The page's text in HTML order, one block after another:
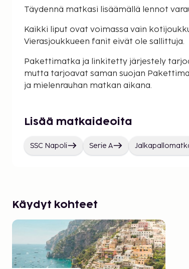
Täydennä matkasi lisäämällä lennot
Kaikki liput ovat voimassa vain
Vierasjoukkueen fanit eivät ole sallittuja.
Pakettimatka ja linkitetty järjestely
mutta tarjoavat saman suojan
ja mielenrauhan matkan aikana.
Lisää matkaideoita
SSC Napoli Serie A
Käydyt kohteet